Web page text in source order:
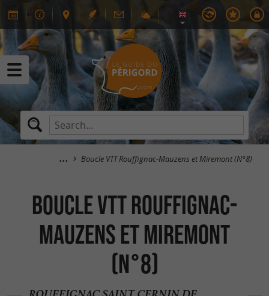
Boucle VTT Rouffignac-Mauzens et Miremont (N°8)
Boucle VTT Rouffignac-
Mauzens et Miremont
(N°8)
ROUFFIGNAC SAINT CERNIN DE